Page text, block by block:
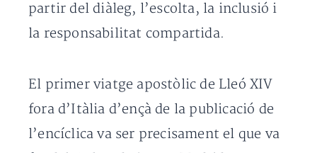
partir del diàleg, l’escolta, la inclusió i
la responsabilitat compartida.
El primer viatge apostòlic de Lleó XIV
fora d’Itàlia d’ençà de la publicació de
l’encíclica va ser precisament el que va